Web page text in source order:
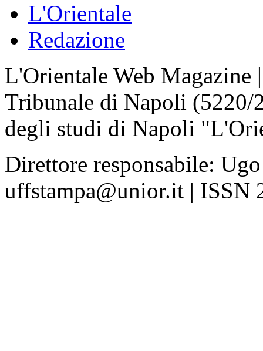
L'Orientale
Redazione
L'Orientale Web Magazine
Tribunale di Napoli
degli studi di Napoli
Direttore responsabile:
uffstampa@unior.it | ISSN